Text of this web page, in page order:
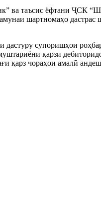
таъсис ёфтани ҶСК
шартномаҳо дастрас
супоришҳои
қарзи
қарз чораҳои амалӣ